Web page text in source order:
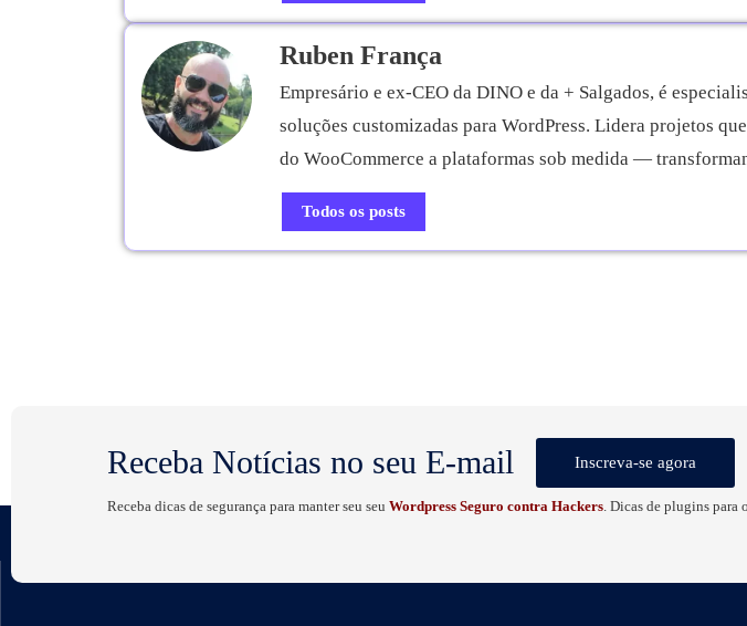
Ruben França
Empresário e ex-CEO da DINO e da + Salgados, é
soluções customizadas para WordPress. Lidera projetos
do WooCommerce a plataformas sob medida —
Todos os posts
Receba Notícias no seu E-mail Inscreva-se agora
Receba dicas de segurança para manter seu seu Wordpress Seguro contra Hackers. Dicas de plugins para